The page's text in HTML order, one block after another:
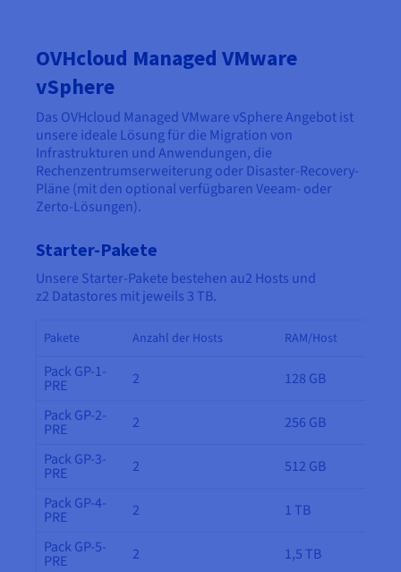
Dokumentation
Roadmap und Changelog
Roadmap und Changelog
OVHcloud Managed VMware
vSphere
Das OVHcloud Managed VMware vSphere Angebot ist
unsere ideale Lösung für die Migration von
Infrastrukturen und Anwendungen, die
Rechenzentrumserweiterung oder Disaster-Recovery-
Pläne (mit den optional verfügbaren Veeam- oder
Zerto-Lösungen).
Starter-Pakete
Unsere Starter-Pakete bestehen au2 Hosts und
z2 Datastores mit jeweils 3 TB.
Pakete Anzahl der Hosts RAM/Host
Pack GP-1-
PRE 2
128 GB
Pack GP-2-
PRE 2
256 GB
Pack GP-3-
PRE 2
512 GB
Pack GP-4-
PRE 2
1 TB
Pack GP-5-
PRE 2 1,5 TB